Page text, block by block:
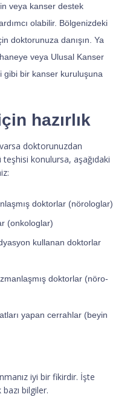
veya kanser destek
olabilir. Bölgenizdeki
doktorunuza danışın. Ya
veya Ulusal Kanser
gibi bir kanser kuruluşuna
hazırlık
doktorunuzdan
konulursa, aşağıdaki
doktorlar (nörologlar)
(onkologlar)
kullanan doktorlar
doktorlar (nöro-
yapan cerrahlar (beyin
iyi bir fikirdir. İşte
bazı bilgiler.